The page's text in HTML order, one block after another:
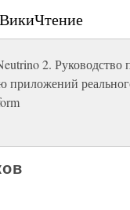
ВикиЧтение
2. Руководство
приложений